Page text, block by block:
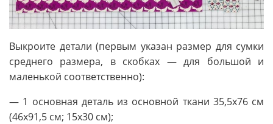
Выкроите детали (первым указан размер для сумки
среднего размера, в скобках — для большой и
маленькой соответственно):
— 1 основная деталь из основной ткани 35,5х76 см
(46х91,5 см; 15х30 см);